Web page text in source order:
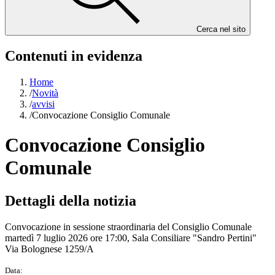
Cerca nel sito
Contenuti in evidenza
Home
/Novità
/avvisi
/Convocazione Consiglio Comunale
Convocazione Consiglio
Comunale
Dettagli della notizia
Convocazione in sessione straordinaria del Consiglio Comunale
martedì 7 luglio 2026 ore 17:00, Sala Consiliare "Sandro Pertini"
Via Bolognese 1259/A
Data: